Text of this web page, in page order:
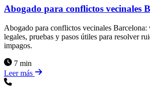
Abogado para conflictos vecinales
Abogado para conflictos vecinales Barcelona:
legales, pruebas y pasos útiles para resolver
impagos.
7 min
Leer más